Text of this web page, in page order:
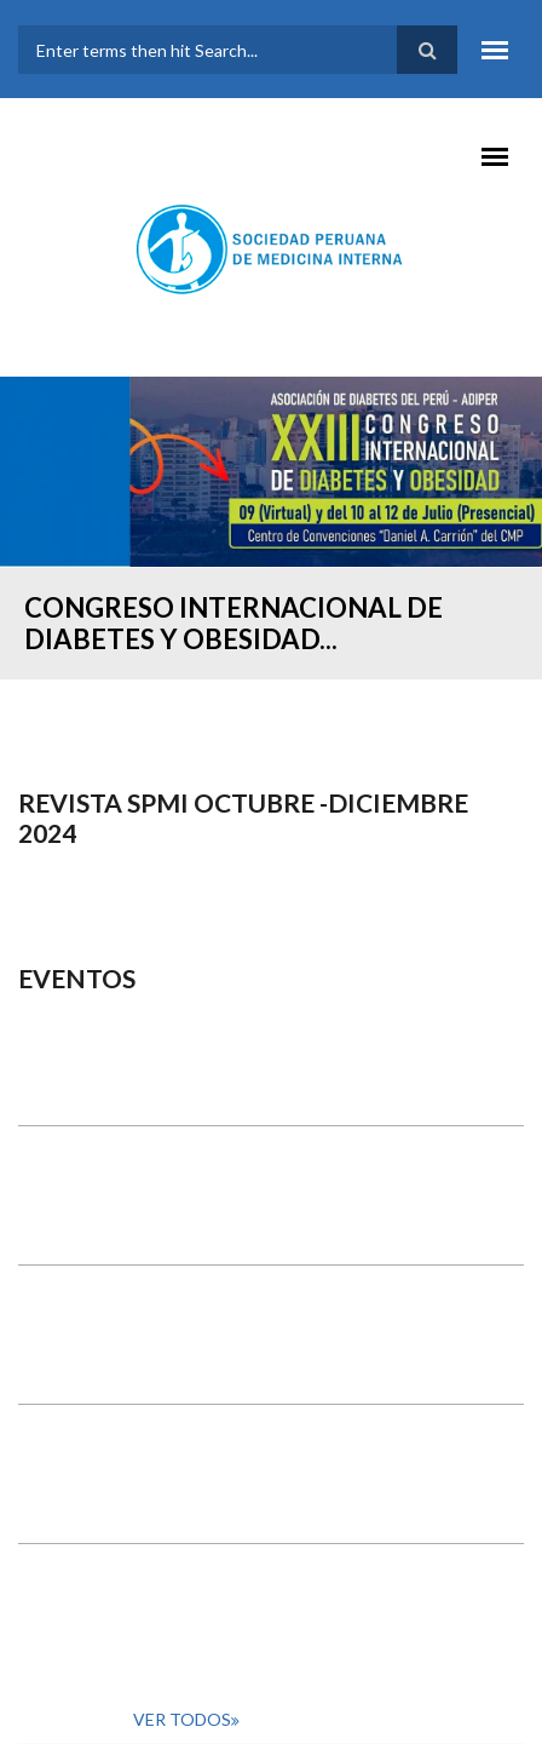
FORMULARIO DE
BÚSQUEDA
CONGRESO INTERNACIONAL DE
DIABETES Y OBESIDAD...
REVISTA SPMI OCTUBRE -DICIEMBRE
2024
EVENTOS
VER TODOS